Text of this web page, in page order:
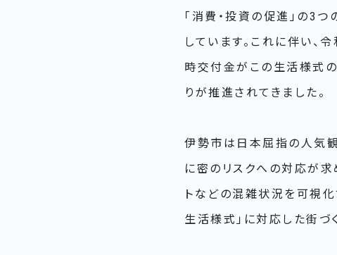
「消費・投資の促進」の3
しています。これに伴い
時交付金がこの生活様式
りが推進されてきました。
伊勢市は日本屈指の人気観
に密のリスクへの対応が求
トなどの混雑状況を可視
生活様式」に対応した街づ